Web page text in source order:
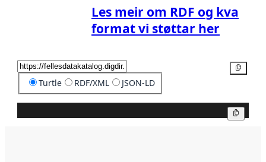
Les meir om RDF og kva
format vi støttar her
Turtle RDF/XML JSON-LD